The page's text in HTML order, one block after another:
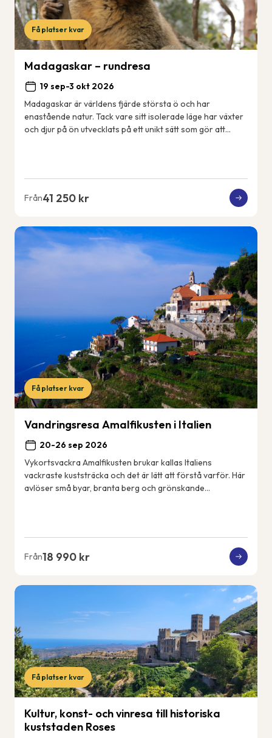
Få platser kvar
Madagaskar – rundresa
19 sep-3 okt 2026
Madagaskar är världens fjärde största ö och har
enastående natur. Tack vare sitt isolerade läge har växter
och djur på ön utvecklats på ett unikt sätt som gör att
Från41 250 kr
Få platser kvar
Vandringsresa Amalfikusten i Italien
20-26 sep 2026
Vykortsvackra Amalfikusten brukar kallas Italiens
vackraste kuststräcka och det är lätt att förstå varför. Här
avlöser små byar, branta berg och grönskande
Från18 990 kr
Få platser kvar
Kultur, konst- och vinresa till historiska
kuststaden Roses